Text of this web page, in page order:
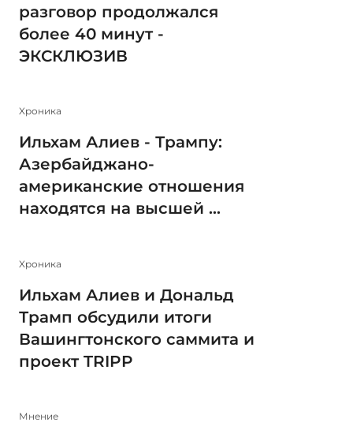
разговор продолжался
более 40 минут -
ЭКСКЛЮЗИВ
Xроника
Ильхам Алиев - Трампу:
Азербайджано-
американские отношения
находятся на высшей ...
Xроника
Ильхам Алиев и Дональд
Трамп обсудили итоги
Вашингтонского саммита и
проект TRIPP
Мнение